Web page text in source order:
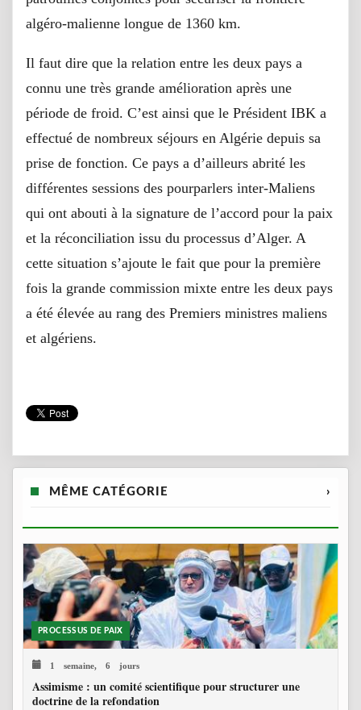
algéro-malienne longue de 1360 km.
Il faut dire que la relation entre les deux pays a
connu une très grande amélioration après une
période de froid. C’est ainsi que le Président IBK a
effectué de nombreux séjours en Algérie depuis sa
prise de fonction. Ce pays a d’ailleurs abrité les
différentes sessions des pourparlers inter-Maliens
qui ont abouti à la signature de l’accord pour la paix
et la réconciliation issu du processus d’Alger. A
cette situation s’ajoute le fait que pour la première
fois la grande commission mixte entre les deux pays
a été élevée au rang des Premiers ministres maliens
et algériens.
MÊME CATÉGORIE ›
PROCESSUS DE PAIX
1 semaine, 6 jours
Assimisme : un comité scientifique pour structurer une
doctrine de la refondation